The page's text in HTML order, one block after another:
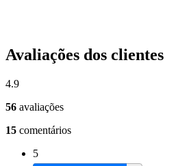
Avaliações dos clientes
4.9
56 avaliações
15 comentários
5